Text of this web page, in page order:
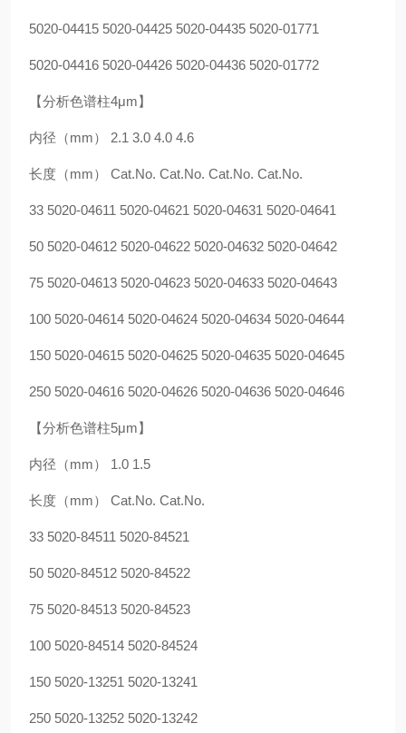
5020-04415 5020-04425 5020-04435 5020-01771
5020-04416 5020-04426 5020-04436 5020-01772
【分析色谱柱4μm】
内径（mm） 2.1 3.0 4.0 4.6
长度（mm） Cat.No. Cat.No. Cat.No. Cat.No.
33 5020-04611 5020-04621 5020-04631 5020-04641
50 5020-04612 5020-04622 5020-04632 5020-04642
75 5020-04613 5020-04623 5020-04633 5020-04643
100 5020-04614 5020-04624 5020-04634 5020-04644
150 5020-04615 5020-04625 5020-04635 5020-04645
250 5020-04616 5020-04626 5020-04636 5020-04646
【分析色谱柱5μm】
内径（mm） 1.0 1.5
长度（mm） Cat.No. Cat.No.
33 5020-84511 5020-84521
50 5020-84512 5020-84522
75 5020-84513 5020-84523
100 5020-84514 5020-84524
150 5020-13251 5020-13241
250 5020-13252 5020-13242